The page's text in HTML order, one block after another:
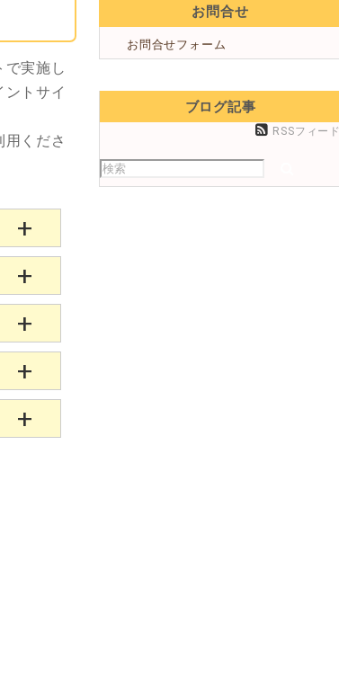
実施し
トサイ
くださ
お問合せ
お問合せフォーム
ブログ記事
RSSフィード